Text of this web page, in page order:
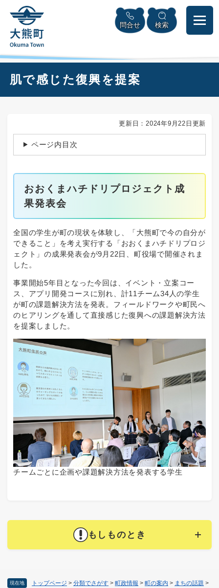
頭
メニューを飛ばして本文へ
問合せ 検索
現在地 トップページ > 分類でさがす > 町政情報 > 町の案内 > まちの話題 >
肌で感じた復興を提案
更新日：2024年9月22日更新
ページ内目次
おおくまハチドリプロジェクト成
果発表会
全国の学生が町の現状を体験し、「大熊町で今の自分が
できること」を考え実行する「おおくまハチドリプロジ
ェクト」の成果発表会が9月22日、町役場で開催されま
した。
事業開始5年目となった今回は、イベント・立案コー
ス、アプリ開発コースに別れ、計11チーム34人の学生
が町の課題解決方法を発表。フィールドワークや町民へ
のヒアリングを通して直接感じた復興への課題解決方法
を提案しました。
チームごとに企画や課題解決方法を発表する学生
もしものとき